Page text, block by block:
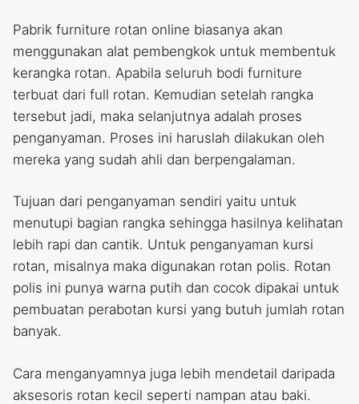
Pabrik furniture rotan online biasanya akan
menggunakan alat pembengkok untuk membentuk
kerangka rotan. Apabila seluruh bodi furniture
terbuat dari full rotan. Kemudian setelah rangka
tersebut jadi, maka selanjutnya adalah proses
penganyaman. Proses ini haruslah dilakukan oleh
mereka yang sudah ahli dan berpengalaman.
Tujuan dari penganyaman sendiri yaitu untuk
menutupi bagian rangka sehingga hasilnya kelihatan
lebih rapi dan cantik. Untuk penganyaman kursi
rotan, misalnya maka digunakan rotan polis. Rotan
polis ini punya warna putih dan cocok dipakai untuk
pembuatan perabotan kursi yang butuh jumlah rotan
banyak.
Cara menganyamnya juga lebih mendetail daripada
aksesoris rotan kecil seperti nampan atau baki.